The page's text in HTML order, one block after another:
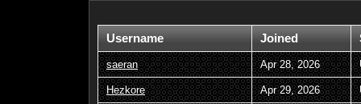
Username Joined
saeran Apr 28, 2026
Hezkore Apr 29, 2026